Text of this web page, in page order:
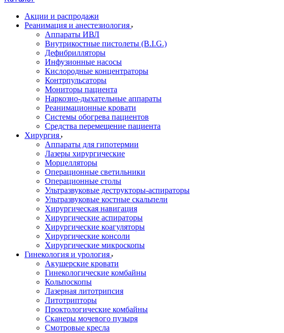
Акции и распродажи
Реанимация и анестезиология
Аппараты ИВЛ
Внутрикостные пистолеты (B.I.G.)
Дефибрилляторы
Инфузионные насосы
Кислородные концентраторы
Контрпульсаторы
Мониторы пациента
Наркозно-дыхательные аппараты
Реанимационные кровати
Системы обогрева пациентов
Средства перемещение пациента
Хирургия
Аппараты для гипотермии
Лазеры хирургические
Морцелляторы
Операционные светильники
Операционные столы
Ультразвуковые деструкторы-аспираторы
Ультразвуковые костные скальпели
Хирургическая навигация
Хирургические аспираторы
Хирургические коагуляторы
Хирургические консоли
Хирургические микроскопы
Гинекология и урология
Акушерские кровати
Гинекологические комбайны
Кольпоскопы
Лазерная литотрипсия
Литотрипторы
Проктологические комбайны
Сканеры мочевого пузыря
Смотровые кресла